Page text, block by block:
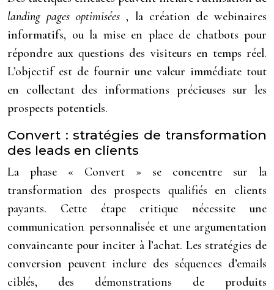
landing pages optimisées, la création de webinaires
informatifs, ou la mise en place de chatbots pour
répondre aux questions des visiteurs en temps réel.
L’objectif est de fournir une valeur immédiate tout
en collectant des informations précieuses sur les
prospects potentiels.
Convert : stratégies de transformation
des leads en clients
La phase « Convert » se concentre sur la
transformation des prospects qualifiés en clients
payants. Cette étape critique nécessite une
communication personnalisée et une argumentation
convaincante pour inciter à l’achat. Les stratégies de
conversion peuvent inclure des séquences d’emails
ciblés, des démonstrations de produits